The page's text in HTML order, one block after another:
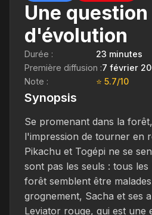
Une question
d'évolution
Durée :
23 minutes
Première diffusion :7 février
Note :
⭐ 5.7/10
Synopsis
Se promenant dans la
l'impression de tourner en
Pikachu et Togépi ne se
sont pas les seuls : tous les
forêt semblent être
grognement, Sacha et ses
Leviator rouge, qui est une